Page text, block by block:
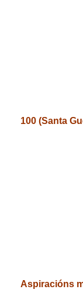
100 (Santa
Aspiracións